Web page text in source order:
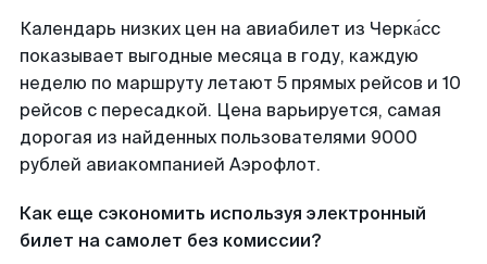
Календарь низких цен на авиабилет из Черка́сс
показывает выгодные месяца в году, каждую
неделю по маршруту летают 5 прямых рейсов и 10
рейсов с пересадкой. Цена варьируется, самая
дорогая из найденных пользователями 9000
рублей авиакомпанией Аэрофлот.
Как еще сэкономить используя электронный
билет на самолет без комиссии?